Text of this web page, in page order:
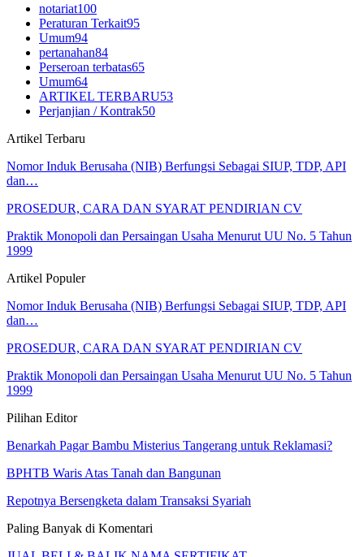
notariat100
Peraturan Terkait95
Umum94
pertanahan84
Perseroan terbatas65
Umum64
ARTIKEL TERBARU53
Perjanjian / Kontrak50
Artikel Terbaru
Nomor Induk Berusaha (NIB) Berfungsi Sebagai SIUP, TDP, API
dan…
PROSEDUR, CARA DAN SYARAT PENDIRIAN CV
Praktik Monopoli dan Persaingan Usaha Menurut UU No. 5 Tahun
1999
Artikel Populer
Nomor Induk Berusaha (NIB) Berfungsi Sebagai SIUP, TDP, API
dan…
PROSEDUR, CARA DAN SYARAT PENDIRIAN CV
Praktik Monopoli dan Persaingan Usaha Menurut UU No. 5 Tahun
1999
Pilihan Editor
Benarkah Pagar Bambu Misterius Tangerang untuk Reklamasi?
BPHTB Waris Atas Tanah dan Bangunan
Repotnya Bersengketa dalam Transaksi Syariah
Paling Banyak di Komentari